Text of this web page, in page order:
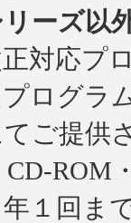
ーズ以
正対応プ
ログラ
ご提供
CD-ROM
１回ま